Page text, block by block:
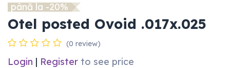
până la -20%
Otel posted Ovoid .017x.025
(0 review)
Login | Register to see price